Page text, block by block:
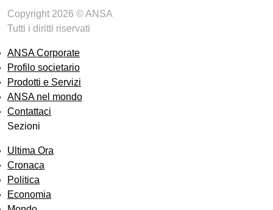
Copyright 2026 © ANSA
Tutti i diritti riservati
ANSA Corporate
Profilo societario
Prodotti e Servizi
ANSA nel mondo
Contattaci
Sezioni
Ultima Ora
Cronaca
Politica
Economia